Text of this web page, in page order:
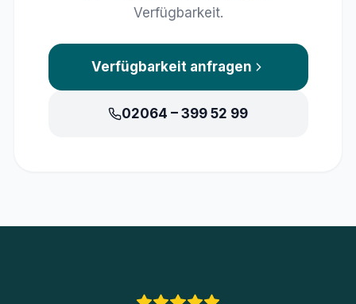
Verfügbarkeit.
Verfügbarkeit anfragen
02064 – 399 52 99